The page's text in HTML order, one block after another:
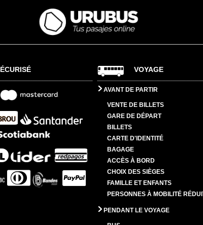
VOYAGE
AVANT DE PARTIR
VENTE DE BILLETS
GARE DE DÉPART
BILLETS
CARTE D'IDENTITÉ
BAGAGE
ACCÈS À BORD
CHOIX DES SIÈGES
FAMILLE ET ENFANTS
PERSONNES À MOBILITÉ
PENDANT LE VOYAGE